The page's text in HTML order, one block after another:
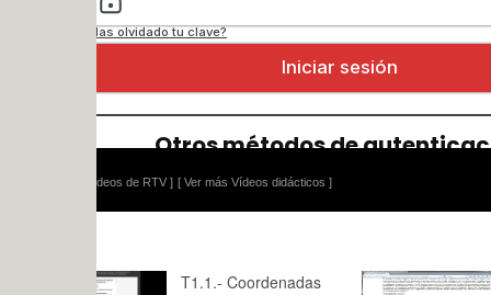
[ Ver más Vídeos didácticos ]
T1.1.- Coordenadas
Estructura